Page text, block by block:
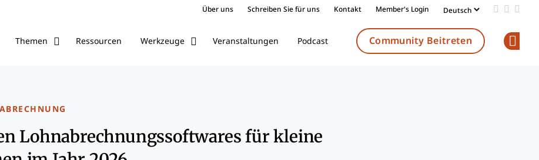
Über uns Schreiben Sie für uns Kontakt Member's Login Add us
Follow
Themen Ressourcen Werkzeuge Veranstaltungen Podcast Community Beitreten
Lohnabrechnungssoftwares für kleine